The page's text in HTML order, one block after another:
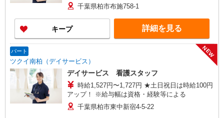
千葉県柏市布施758-1
キープ 詳細を見る
パート
ツクイ南柏（デイサービス）
NEW
デイサービス 看護スタッフ
時給1,527円〜1,727円 ★土日祝日は時給100円
アップ！ ※給与幅は資格・経験等による
千葉県柏市東中新宿4-5-22